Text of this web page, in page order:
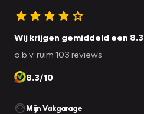
Wij krijgen gemiddeld een 8.3
o.b.v. ruim 103 reviews
8.3/10
Mijn Vakgarage